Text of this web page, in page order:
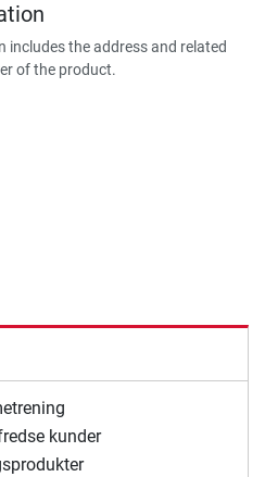
the address and related
of the product.
kunder